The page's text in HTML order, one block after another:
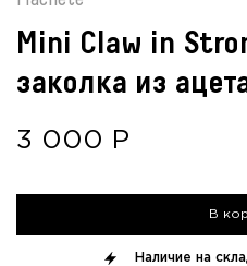
Mini Claw in
заколка из
3 000 Р
В
Наличие на